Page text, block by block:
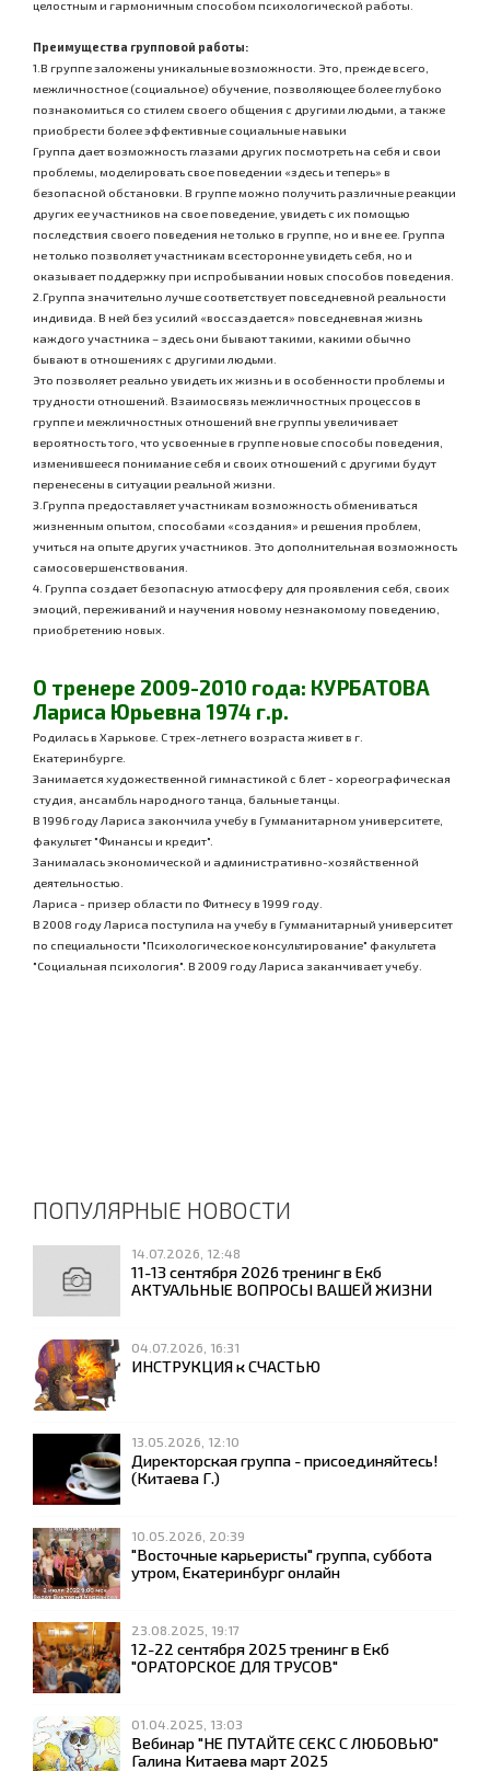
целостным и гармоничным способом психологической работы.
Преимущества групповой работы:
1.В группе заложены уникальные возможности. Это, прежде всего,
межличностное (социальное) обучение, позволяющее более глубоко
познакомиться со стилем своего общения с другими людьми, а также
приобрести более эффективные социальные навыки
Группа дает возможность глазами других посмотреть на себя и свои
проблемы, моделировать свое поведении «здесь и теперь» в
безопасной обстановки. В группе можно получить различные реакции
других ее участников на свое поведение, увидеть с их помощью
последствия своего поведения не только в группе, но и вне ее. Группа
не только позволяет участникам всесторонне увидеть себя, но и
оказывает поддержку при испробывании новых способов поведения.
2.Группа значительно лучше соответствует повседневной реальности
индивида. В ней без усилий «воссаздается» повседневная жизнь
каждого участника – здесь они бывают такими, какими обычно
бывают в отношениях с другими людьми.
Это позволяет реально увидеть их жизнь и в особенности проблемы и
трудности отношений. Взаимосвязь межличностных процессов в
группе и межличностных отношений вне группы увеличивает
вероятность того, что усвоенные в группе новые способы поведения,
изменившееся понимание себя и своих отношений с другими будут
перенесены в ситуации реальной жизни.
3.Группа предоставляет участникам возможность обмениваться
жизненным опытом, способами «создания» и решения проблем,
учиться на опыте других участников. Это дополнительная возможность
самосовершенствования.
4. Группа создает безопасную атмосферу для проявления себя, своих
эмоций, переживаний и научения новому незнакомому поведению,
приобретению новых.
О тренере 2009-2010 года: КУРБАТОВА
Лариса Юрьевна 1974 г.р.
Родилась в Харькове. С трех-летнего возраста живет в г.
Екатеринбурге.
Занимается художественной гимнастикой с 6 лет - хореографическая
студия, ансамбль народного танца, бальные танцы.
В 1996 году Лариса закончила учебу в Гумманитарном университете,
факультет "Финансы и кредит".
Занималась экономической и административно-хозяйственной
деятельностью.
Лариса - призер области по Фитнесу в 1999 году.
В 2008 году Лариса поступила на учебу в Гумманитарный университет
по специальности "Психологическое консультирование" факультета
"Социальная психология". В 2009 году Лариса заканчивает учебу.
ПОПУЛЯРНЫЕ НОВОСТИ
14.07.2026, 12:48
11-13 сентября 2026 тренинг в Екб
АКТУАЛЬНЫЕ ВОПРОСЫ ВАШЕЙ ЖИЗНИ
04.07.2026, 16:31
ИНСТРУКЦИЯ к СЧАСТЬЮ
13.05.2026, 12:10
Директорская группа - присоединяйтесь!
(Китаева Г.)
10.05.2026, 20:39
"Восточные карьеристы" группа, суббота
утром, Екатеринбург онлайн
23.08.2025, 19:17
12-22 сентября 2025 тренинг в Екб
"ОРАТОРСКОЕ ДЛЯ ТРУСОВ"
01.04.2025, 13:03
Вебинар "НЕ ПУТАЙТЕ СЕКС С ЛЮБОВЬЮ"
Галина Китаева март 2025